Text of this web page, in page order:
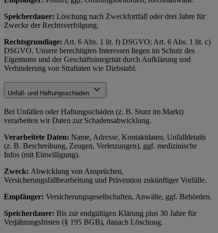
Speicherdauer: Löschung nach Zweckfortfall oder drei Jahre für
Zwecke der Rechtsverfolgung.
Rechtsgrundlage: Art. 6 Abs. 1 lit. f) DSGVO; Art. 6 Abs. 1 lit. c)
DSGVO. Unsere berechtigten Interessen liegen im Schutz des
Eigentums und der Geschäftsintegrität durch Aufklärung und
Verhinderung von Straftaten wie Diebstahl.
Unfall- und Haftungsschaden
Bei Unfällen oder Haftungsschäden (z. B. Sturz im Markt)
verarbeiten wir Daten zur Schadensabwicklung.
Verarbeitete Daten: Name, Adresse, Kontaktdaten, Unfalldetails
(z. B. Beschreibung, Zeugen, Verletzungen), ggf. medizinische
Infos (mit Einwilligung).
Zweck: Abwicklung von Ansprüchen,
Versicherungsfallbearbeitung und Prävention zukünftiger Vorfälle.
Empfänger: Versicherungsgesellschaften, Anwälte, ggf. Behörden.
Speicherdauer: Bis zur endgültigen Klärung plus 30 Jahre für
Verjährungsfristen (§ 195 BGB), danach Löschung.